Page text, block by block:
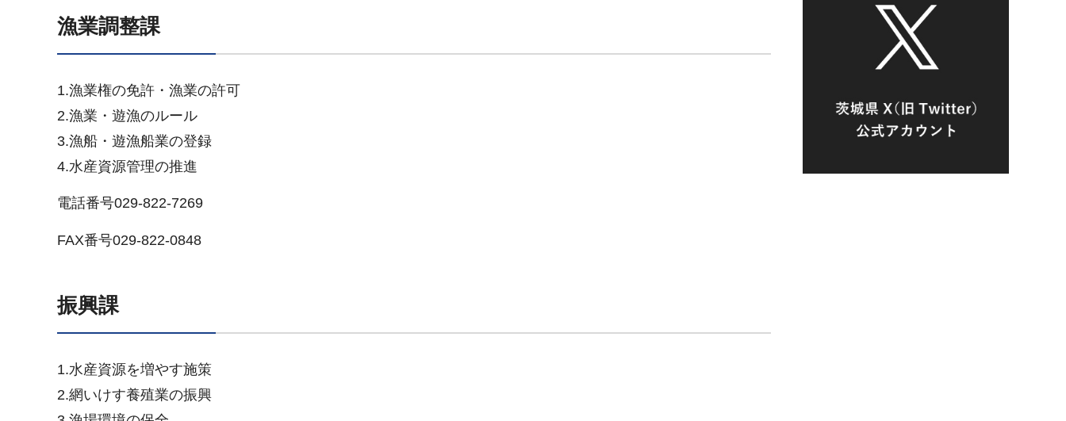
漁業調整課
1.漁業権の免許・漁業の許可
2.漁業・遊漁のルール
3.漁船・遊漁船業の登録
4.水産資源管理の推進
電話番号029-822-7269
FAX番号029-822-0848
振興課
1.水産資源を増やす施策
2.網いけす養殖業の振興